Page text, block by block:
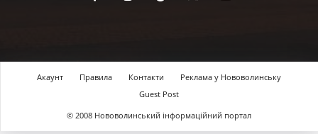
Акаунт Правила Контакти
Реклама у Нововолинську
Guest Post
© 2008 Нововолинський інформаційний портал